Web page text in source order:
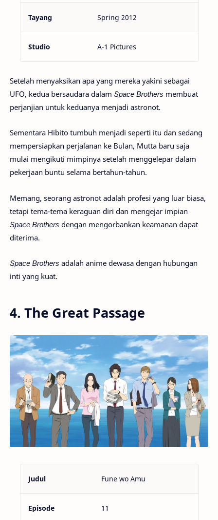
Tayang Spring 2012
Studio A-1 Pictures
Setelah menyaksikan apa yang mereka yakini sebagai
UFO, kedua bersaudara dalam Space Brothers membuat
perjanjian untuk keduanya menjadi astronot.
Sementara Hibito tumbuh menjadi seperti itu dan sedang
mempersiapkan perjalanan ke Bulan, Mutta baru saja
mulai mengikuti mimpinya setelah menggelepar dalam
pekerjaan buntu selama bertahun-tahun.
Memang, seorang astronot adalah profesi yang luar biasa,
tetapi tema-tema keraguan diri dan mengejar impian
Space Brothers dengan mengorbankan keamanan dapat
diterima.
Space Brothers adalah anime dewasa dengan hubungan
inti yang kuat.
4. The Great Passage
Judul Fune wo Amu
Episode 11